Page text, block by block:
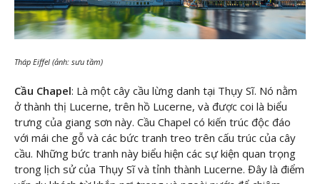
Tháp Eiffel (ảnh: sưu tầm)
Cầu Chapel: Là một cây cầu lừng danh tại Thụy Sĩ. Nó nằm
ở thành thị Lucerne, trên hồ Lucerne, và được coi là biểu
trưng của giang sơn này. Cầu Chapel có kiến trúc độc đáo
với mái che gỗ và các bức tranh treo trên cấu trúc của cây
cầu. Những bức tranh này biểu hiện các sự kiện quan trọng
trong lịch sử của Thụy Sĩ và tỉnh thành Lucerne. Đây là điểm